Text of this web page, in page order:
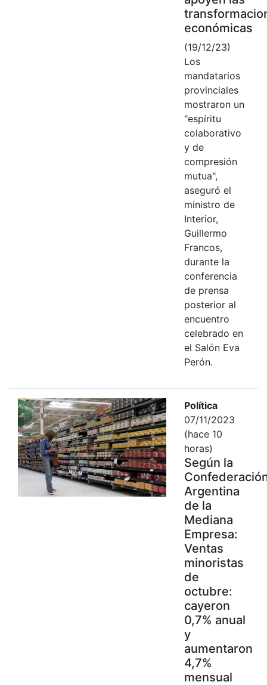
económicas
(19/12/23)
Los
mandatarios
provinciales
mostraron un
"espíritu
colaborativo
y de
compresión
mutua",
aseguró el
ministro de
Interior,
Guillermo
Francos,
durante la
conferencia
de prensa
posterior al
encuentro
celebrado en
el Salón Eva
Perón.
Política
07/11/2023
(hace 10
horas)
Según la
Argentina
de la
Mediana
Empresa:
Ventas
minoristas
de
octubre:
cayeron
0,7% anual
y
aumentaron
4,7%
mensual